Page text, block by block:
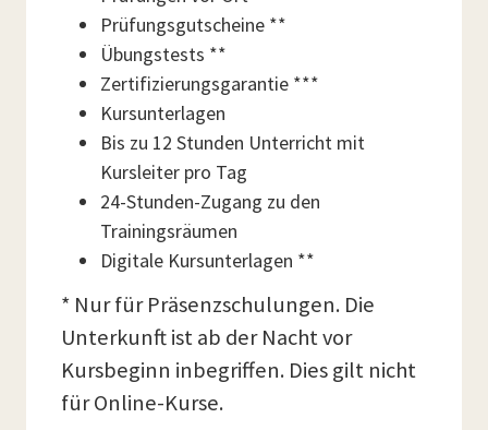
Prüfungsgutscheine **
Übungstests **
Zertifizierungsgarantie ***
Kursunterlagen
Bis zu 12 Stunden Unterricht mit
Kursleiter pro Tag
24-Stunden-Zugang zu den
Trainingsräumen
Digitale Kursunterlagen **
* Nur für Präsenzschulungen. Die
Unterkunft ist ab der Nacht vor
Kursbeginn inbegriffen. Dies gilt nicht
für Online-Kurse.